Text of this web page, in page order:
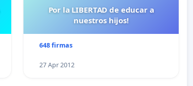
Por la LIBERTAD de educar a
nuestros hijos!
648 firmas
27 Apr 2012